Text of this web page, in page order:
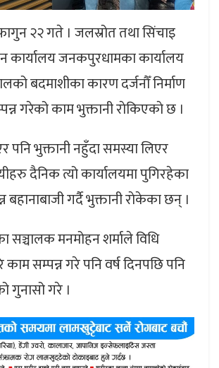
२२ गते । जलस्रोत तथा सिंचाइ
कार्यालय जनकपुरधामका कार्यालय
बदमाशीका कारण दर्जनौँ निर्माण
गरेको काम भुक्तानी राेकिएकाे छ ।
पनि भुक्तानी नहुँदा समस्या लिएर
दैनिक त्यो कार्यालयमा पुगिरहेका
बहानाबाजी गर्दै भुक्तानी राेकेका छन् ।
सञ्चालक मनमोहन शर्माले विधि
काम सम्पन्न गरे पनि वर्ष दिनपछि पनि
गुनासो गरे ।